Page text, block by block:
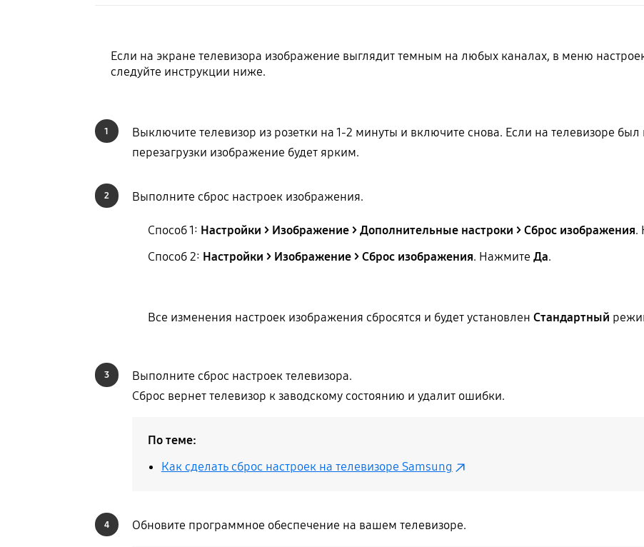
Если на экране телевизора изображение выглядит темным на любых каналах, в меню
следуйте инструкции ниже.
1
Выключите телевизор из розетки на 1-2 минуты и включите снова. Если на телевизоре
перезагрузки изображение будет ярким.
2 Выполните сброс настроек изображения.
Способ 1: Настройки > Изображение > Дополнительные настроки > Сброс изображения.
Способ 2: Настройки > Изображение > Сброс изображения. НажмитеДа.
Все изменения настроек изображения сбросятся и будет установленСтандартный
3
Выполните сброс настроек телевизора.
Сброс вернет телевизор к заводскому состоянию и удалит ошибки.
По теме:
Как сделать сброс настроек на телевизоре Samsung
4 Обновите программное обеспечение на вашем телевизоре.